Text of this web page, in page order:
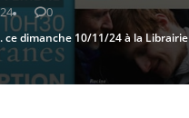
0
ce dimanche 10/11/24 à la Librairie